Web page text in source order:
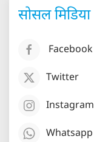
सोसल मिडिया
Facebook
Twitter
Instagram
Whatsapp